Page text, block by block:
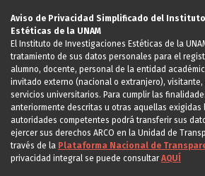
Aviso de Privacidad Simplificado del
Estéticas de la UNAM
El Instituto de Investigaciones Estéticas de la
tratamiento de sus datos personales para el
alumno, docente, personal de la entidad
invitado externo (nacional o extranjero),
servicios universitarios. Para cumplir las
anteriormente descritas u otras aquellas exigidas
autoridades competentes podrá transferir sus
ejercer sus derechos ARCO en la Unidad de
través de la Plataforma Nacional de
privacidad integral se puede consultarAQUÍ